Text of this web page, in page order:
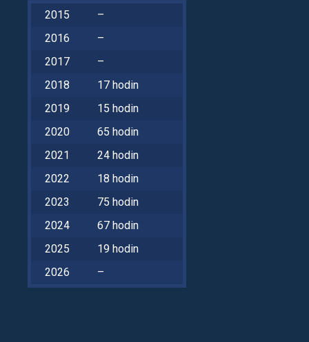
2015
–
2016
–
2017
–
2018
17 hodin
2019
15 hodin
2020
65 hodin
2021
24 hodin
2022
18 hodin
2023
75 hodin
2024
67 hodin
2025
19 hodin
2026
–